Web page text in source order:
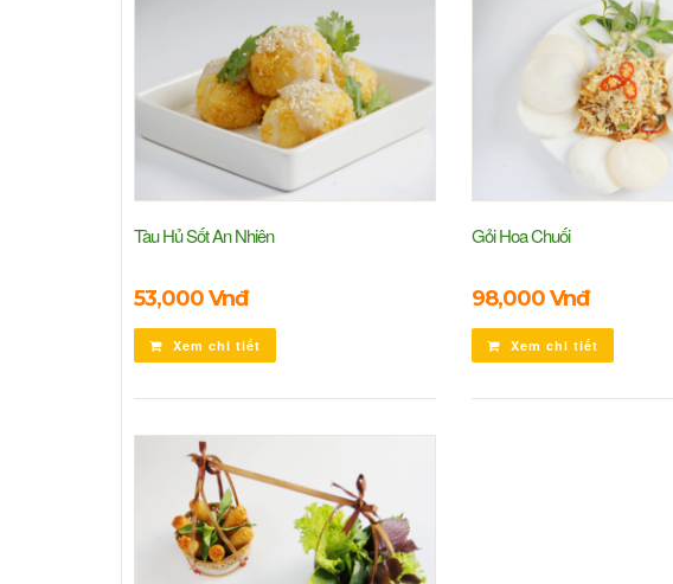
Tàu Hủ Sốt An Nhiên
53,000 Vnđ
Xem chi tiết
Gỏi Hoa Chuối
98,000 Vnđ
Xem chi tiết